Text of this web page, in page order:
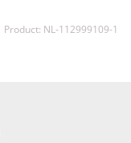
Product: NL-112999109-1